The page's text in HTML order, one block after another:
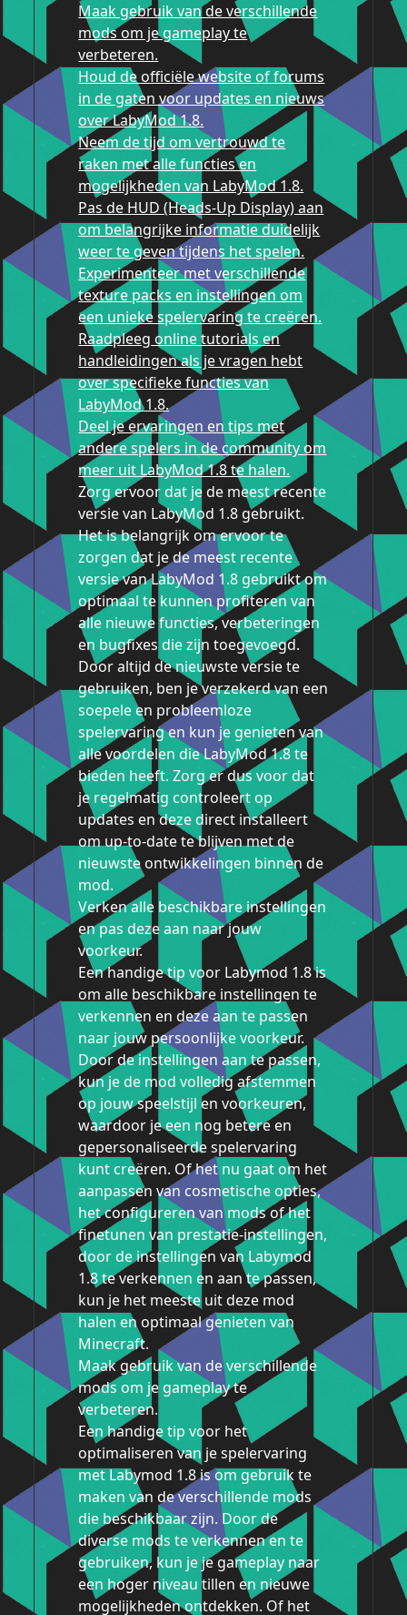
Maak gebruik van de verschillende
mods om je gameplay te
verbeteren.
Houd de officiële website of forums
in de gaten voor updates en nieuws
over LabyMod 1.8.
Neem de tijd om vertrouwd te
raken met alle functies en
mogelijkheden van LabyMod 1.8.
Pas de HUD (Heads-Up Display) aan
om belangrijke informatie duidelijk
weer te geven tijdens het spelen.
Experimenteer met verschillende
texture packs en instellingen om
een unieke spelervaring te creëren.
Raadpleeg online tutorials en
handleidingen als je vragen hebt
over specifieke functies van
LabyMod 1.8.
Deel je ervaringen en tips met
andere spelers in de community om
meer uit LabyMod 1.8 te halen.
Zorg ervoor dat je de meest recente
versie van LabyMod 1.8 gebruikt.
Het is belangrijk om ervoor te
zorgen dat je de meest recente
versie van LabyMod 1.8 gebruikt om
optimaal te kunnen profiteren van
alle nieuwe functies, verbeteringen
en bugfixes die zijn toegevoegd.
Door altijd de nieuwste versie te
gebruiken, ben je verzekerd van een
soepele en probleemloze
spelervaring en kun je genieten van
alle voordelen die LabyMod 1.8 te
bieden heeft. Zorg er dus voor dat
je regelmatig controleert op
updates en deze direct installeert
om up-to-date te blijven met de
nieuwste ontwikkelingen binnen de
mod.
Verken alle beschikbare instellingen
en pas deze aan naar jouw
voorkeur.
Een handige tip voor Labymod 1.8 is
om alle beschikbare instellingen te
verkennen en deze aan te passen
naar jouw persoonlijke voorkeur.
Door de instellingen aan te passen,
kun je de mod volledig afstemmen
op jouw speelstijl en voorkeuren,
waardoor je een nog betere en
gepersonaliseerde spelervaring
kunt creëren. Of het nu gaat om het
aanpassen van cosmetische opties,
het configureren van mods of het
finetunen van prestatie-instellingen,
door de instellingen van Labymod
1.8 te verkennen en aan te passen,
kun je het meeste uit deze mod
halen en optimaal genieten van
Minecraft.
Maak gebruik van de verschillende
mods om je gameplay te
verbeteren.
Een handige tip voor het
optimaliseren van je spelervaring
met Labymod 1.8 is om gebruik te
maken van de verschillende mods
die beschikbaar zijn. Door de
diverse mods te verkennen en te
gebruiken, kun je je gameplay naar
een hoger niveau tillen en nieuwe
mogelijkheden ontdekken. Of het